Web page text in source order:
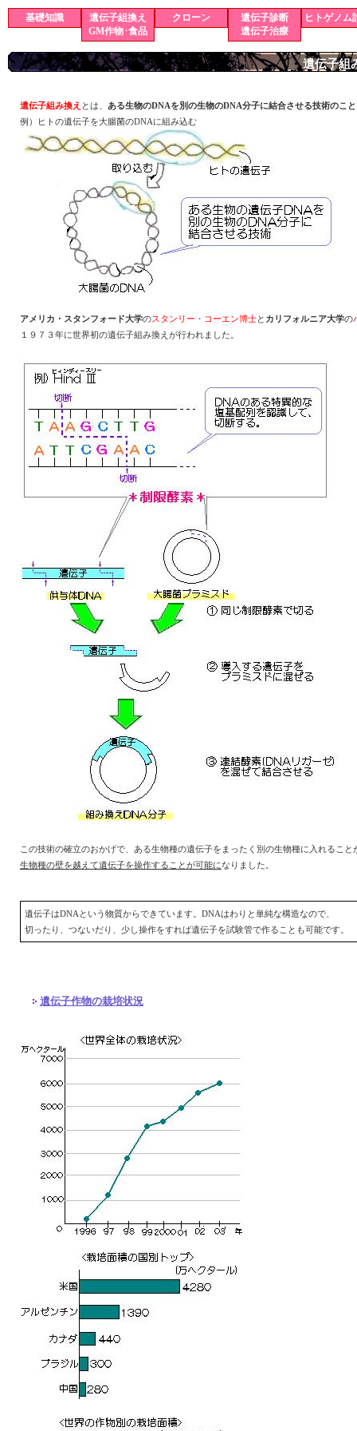
基礎知識
遺伝子組換え
GM作物･食品
クローン
遺伝子診断
遺伝子治療
ヒトゲノム
遺伝子組
遺伝子組み換え とは、 ある生物のDNAを別の生物のDNA分子に結合させる技術のこと
例）ヒトの遺伝子を大腸菌のDNAに組み込む
アメリカ・スタンフォード大学のスタンリー・コーエン博士と カリフォルニア大学の
１９７３年に世界初の遺伝子組み換えが行われました。
この技術の確立のおかげで、ある生物種の遺伝子をまったく別の生物種に入れること
生物種の壁を越えて遺伝子を操作することが可能になりました。
遺伝子はDNAという物質からできています。DNAはわりと単純な構造なので、
切ったり、つないだり、少し操作をすれば遺伝子を試験管で作ることも可能です。
遺伝子作物の栽培状況